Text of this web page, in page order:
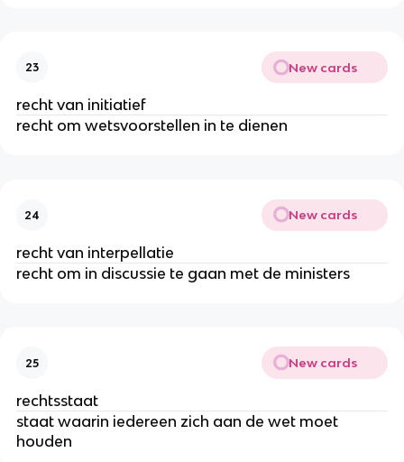
23 New cards
recht van initiatief
recht om wetsvoorstellen in te dienen
24 New cards
recht van interpellatie
recht om in discussie te gaan met de ministers
25 New cards
rechtsstaat
staat waarin iedereen zich aan de wet moet
houden